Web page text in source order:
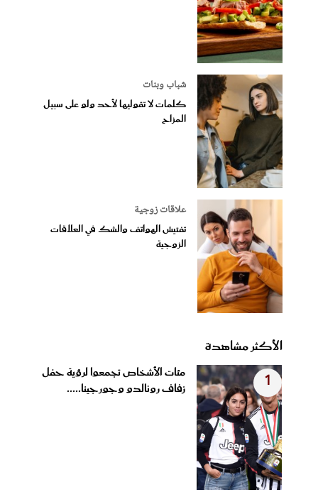
شباب وبنات
كلمات لا تقوليها لأحد ولو على سبيل
المزاح
علاقات زوجية
تفتيش الهواتف والشك في العلاقات
الزوجية
الأكثر مشاهدة
1
مئات الأشخاص تجمعوا لرؤية حفل
زفاف رونالدو وجورجينا.....